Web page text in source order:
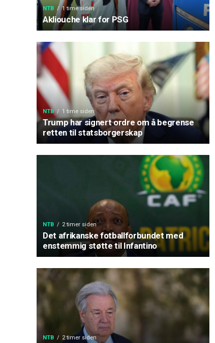
NTB 1 time siden
Akliouche klar for PSG
NTB 1 time siden
Trump har signert ordre om å begrense
retten til statsborgerskap
NTB 2 timer siden
Det afrikanske fotballforbundet med
enstemmig støtte til Infantino
NTB 2 timer siden